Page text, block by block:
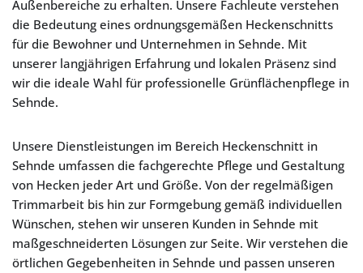
Außenbereiche zu erhalten. Unsere Fachleute verstehen
die Bedeutung eines ordnungsgemäßen Heckenschnitts
für die Bewohner und Unternehmen in Sehnde. Mit
unserer langjährigen Erfahrung und lokalen Präsenz sind
wir die ideale Wahl für professionelle Grünflächenpflege in
Sehnde.
Unsere Dienstleistungen im Bereich Heckenschnitt in
Sehnde umfassen die fachgerechte Pflege und Gestaltung
von Hecken jeder Art und Größe. Von der regelmäßigen
Trimmarbeit bis hin zur Formgebung gemäß individuellen
Wünschen, stehen wir unseren Kunden in Sehnde mit
maßgeschneiderten Lösungen zur Seite. Wir verstehen die
örtlichen Gegebenheiten in Sehnde und passen unseren